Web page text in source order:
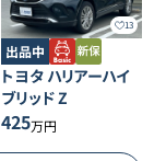
13
出品中
トヨタ ハリアーハイ
ブリッドZ
425万円